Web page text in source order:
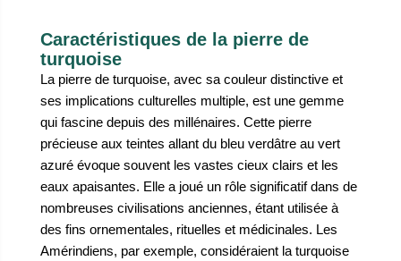
Caractéristiques de la pierre de
turquoise
La pierre de turquoise, avec sa couleur distinctive et
ses implications culturelles multiple, est une gemme
qui fascine depuis des millénaires. Cette pierre
précieuse aux teintes allant du bleu verdâtre au vert
azuré évoque souvent les vastes cieux clairs et les
eaux apaisantes. Elle a joué un rôle significatif dans de
nombreuses civilisations anciennes, étant utilisée à
des fins ornementales, rituelles et médicinales. Les
Amérindiens, par exemple, considéraient la turquoise